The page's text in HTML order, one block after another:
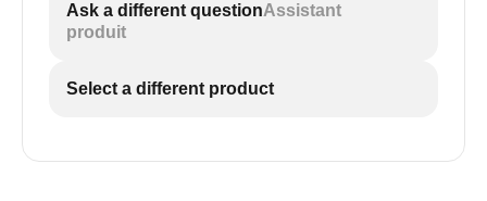
Ask a different questionAssistant
produit
Select a different product